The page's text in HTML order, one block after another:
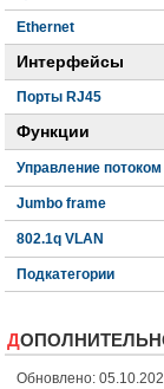
Ethernet
Интерфейсы
Порты RJ45
Функции
Управление
Jumbo frame
802.1q VLAN
Подкатегории
Обновлено: